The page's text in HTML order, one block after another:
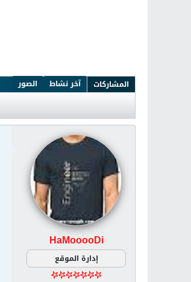
المشاركات آخر نشاط الصور
HaMooooDi
إدارة الموقع